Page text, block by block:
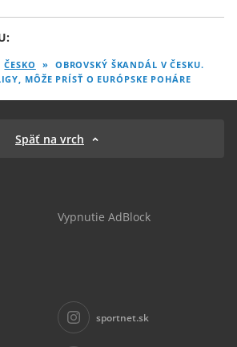
ČESKO » OBROVSKÝ ŠKANDÁL V ČESKU.
MÔŽE PRÍSŤ O EURÓPSKE POHÁRE
Späť na vrch
Vypnutie AdBlock
sportnet.sk